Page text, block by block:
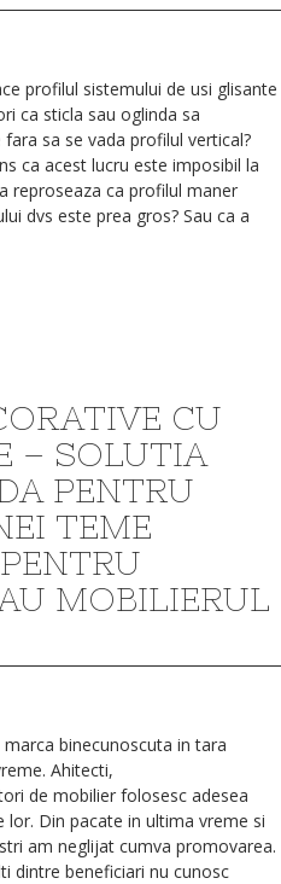
profilul sistemului de usi glisante
ca sticla sau oglinda sa
fara sa se vada profilul vertical?
ca acest lucru este imposibil la
reproseaza ca profilul maner
dvs este prea gros? Sau ca a
CU
– SOLUTIA
PENTRU
TEME
MOBILIERUL
binecunoscuta in tara
Ahitecti,
de mobilier folosesc adesea
lor. Din pacate in ultima vreme si
am neglijat cumva promovarea.
dintre beneficiari nu cunosc